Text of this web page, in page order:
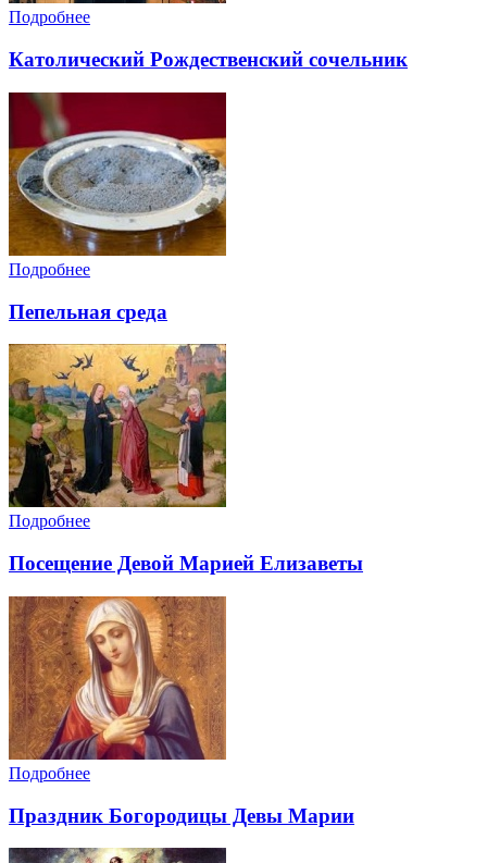
Подробнее
Католический Рождественский сочельник
Подробнее
Пепельная среда
Подробнее
Посещение Девой Марией Елизаветы
Подробнее
Праздник Богородицы Девы Марии